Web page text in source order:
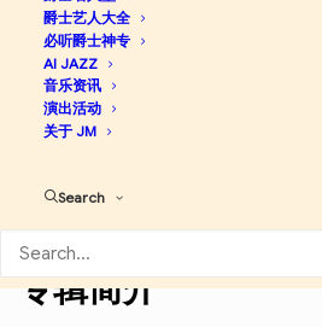
爵士艺人大全
必听爵士神专
AI JAZZ
音乐资讯
演出活动
关于 JM
Search
Le Retour -
Marsalis
专辑简介